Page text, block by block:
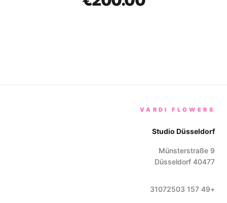
VARDI FLOWERS
Studio Düsseldorf
Münsterstraße 9
40477
Düsseldorf
+49 157 31072503